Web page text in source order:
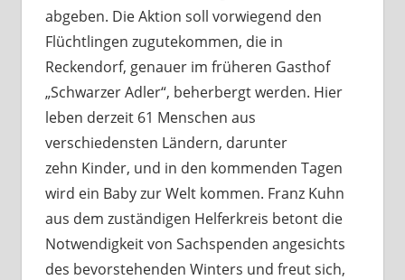
abgeben. Die Aktion soll vorwiegend den
Flüchtlingen zugutekommen, die in
Reckendorf, genauer im früheren Gasthof
„Schwarzer Adler“, beherbergt werden. Hier
leben derzeit 61 Menschen aus
verschiedensten Ländern, darunter
zehn Kinder, und in den kommenden Tagen
wird ein Baby zur Welt kommen. Franz Kuhn
aus dem zuständigen Helferkreis betont die
Notwendigkeit von Sachspenden angesichts
des bevorstehenden Winters und freut sich,